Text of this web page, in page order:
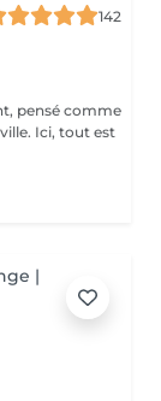
142
pensé comme
Ici, tout est